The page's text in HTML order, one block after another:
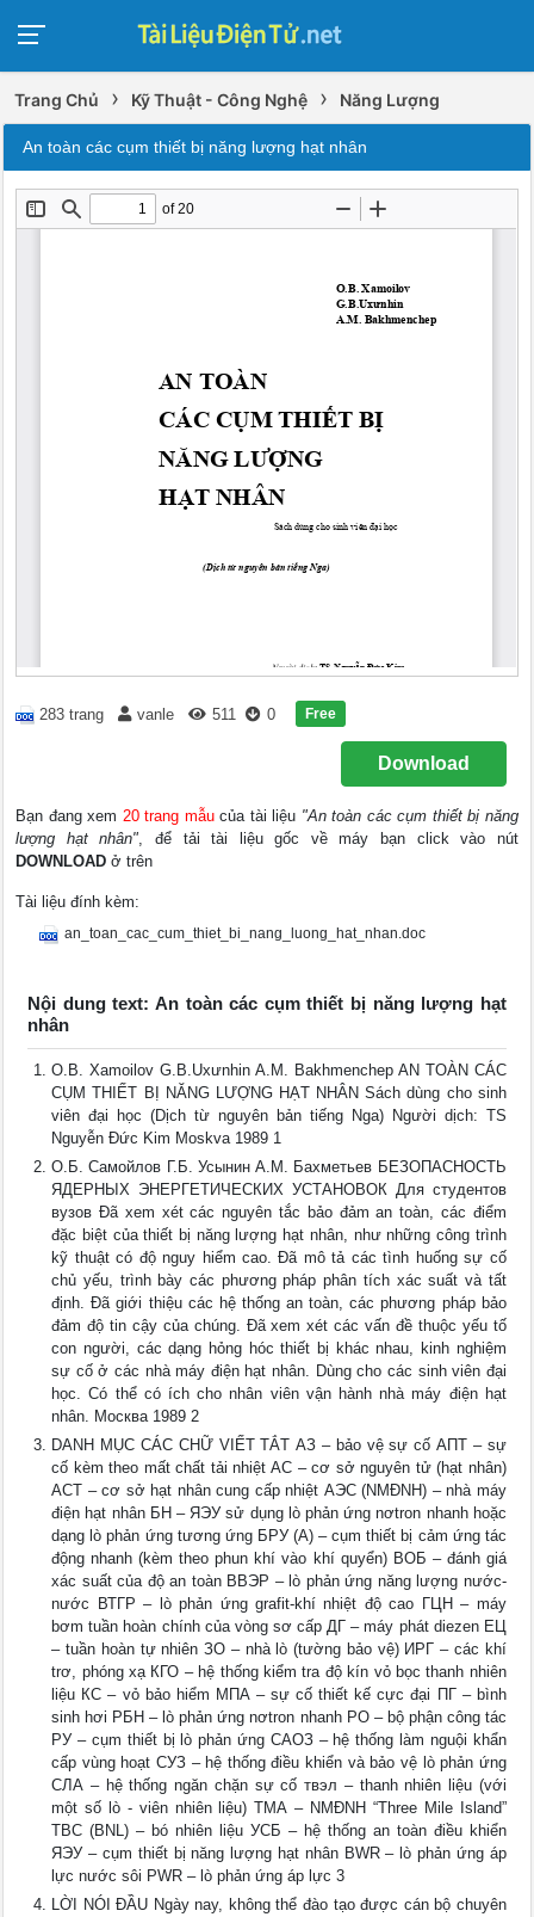
Trang Chủ › Kỹ Thuật - Công Nghệ › Năng Lượng
An toàn các cụm thiết bị năng lượng hạt nhân
283 trang vanle 511 0 Free
Download
Bạn đang xem 20 trang mẫucủa tài liệu "An toàn các cụm thiết bị năng
lượng hạt nhân", để tải tài liệu gốc về máy bạn click vào nút
DOWNLOAD ở trên
Tài liệu đính kèm:
an_toan_cac_cum_thiet_bi_nang_luong_hat_nhan.doc
Nội dung text: An toàn các cụm thiết bị năng lượng hạt
nhân
O.B. Xamoilov G.B.Uxưnhin A.M. Bakhmenchep AN TOÀN CÁC
CỤM THIẾT BỊ NĂNG LƯỢNG HẠT NHÂN Sách dùng cho sinh
viên đại học (Dịch từ nguyên bản tiếng Nga) Người dịch: TS
Nguyễn Đức Kim Moskva 1989 1
О.Б. Самойлов Г.Б. Усынин А.М. Бахметьев БЕЗОПАСНОСТЬ
ЯДЕРНЫХ ЭНЕРГЕТИЧЕСКИХ УСТАНОВОК Для студентов
вузов Đã xem xét các nguyên tắc bảo đảm an toàn, các điểm
đặc biệt của thiết bị năng lượng hạt nhân, như những công trình
kỹ thuật có độ nguy hiểm cao. Đã mô tả các tình huống sự cố
chủ yếu, trình bày các phương pháp phân tích xác suất và tất
định. Đã giới thiệu các hệ thống an toàn, các phương pháp bảo
đảm độ tin cậy của chúng. Đã xem xét các vấn đề thuộc yếu tố
con người, các dạng hỏng hóc thiết bị khác nhau, kinh nghiệm
sự cố ở các nhà máy điện hạt nhân. Dùng cho các sinh viên đại
học. Có thể có ích cho nhân viên vận hành nhà máy điện hạt
nhân. Москва 1989 2
DANH MỤC CÁC CHỮ VIẾT TẮT АЗ – bảo vệ sự cố АПТ – sự
cố kèm theo mất chất tải nhiệt АС – cơ sở nguyên tử (hạt nhân)
АСТ – cơ sở hạt nhân cung cấp nhiệt АЭС (NMĐNH) – nhà máy
điện hạt nhân БН – ЯЭУ sử dụng lò phản ứng nơtron nhanh hoặc
dạng lò phản ứng tương ứng БРУ (А) – cụm thiết bị cảm ứng tác
động nhanh (kèm theo phun khí vào khí quyển) ВОБ – đánh giá
xác suất của độ an toàn ВВЭР – lò phản ứng năng lượng nước-
nước ВТГР – lò phản ứng grafit-khí nhiệt độ cao ГЦН – máy
bơm tuần hoàn chính của vòng sơ cấp ДГ – máy phát diezen ЕЦ
– tuần hoàn tự nhiên ЗО – nhà lò (tường bảo vệ) ИРГ – các khí
trơ, phóng xạ КГО – hệ thống kiểm tra độ kín vỏ bọc thanh nhiên
liệu КС – vỏ bảo hiểm МПА – sự cố thiết kế cực đại ПГ – bình
sinh hơi РБН – lò phản ứng nơtron nhanh РО – bộ phận công tác
РУ – cụm thiết bị lò phản ứng САОЗ – hệ thống làm nguội khẩn
cấp vùng hoạt СУЗ – hệ thống điều khiển và bảo vệ lò phản ứng
СЛА – hệ thống ngăn chặn sự cố твэл – thanh nhiên liệu (với
một số lò - viên nhiên liệu) ТМА – NMĐNH “Three Mile Island”
ТВС (BNL) – bó nhiên liệu УСБ – hệ thống an toàn điều khiển
ЯЭУ – cụm thiết bị năng lượng hạt nhân ВWR – lò phản ứng áp
lực nước sôi PWR – lò phản ứng áp lực 3
LỜI NÓI ĐẦU Ngày nay, không thể đào tạo được cán bộ chuyên